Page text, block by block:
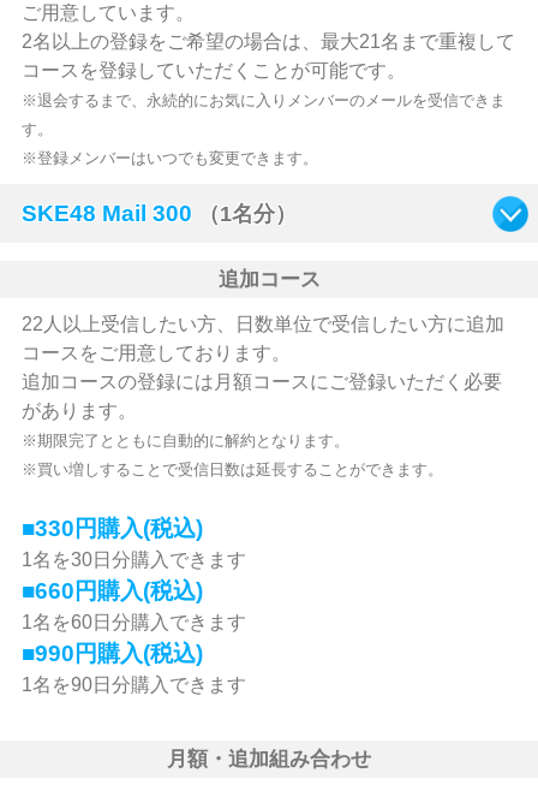
ご用意しています。
2名以上の登録をご希望の場合は、最大21名まで重複して
コースを登録していただくことが可能です。
※退会するまで、永続的にお気に入りメンバーのメールを受信できま
す。
※登録メンバーはいつでも変更できます。
SKE48 Mail 300 （1名分）
追加コース
22人以上受信したい方、日数単位で受信したい方に追加
コースをご用意しております。
追加コースの登録には月額コースにご登録いただく必要
があります。
※期限完了とともに自動的に解約となります。
※買い増しすることで受信日数は延長することができます。
■330円購入(税込)
1名を30日分購入できます
■660円購入(税込)
1名を60日分購入できます
■990円購入(税込)
1名を90日分購入できます
月額・追加組み合わせ